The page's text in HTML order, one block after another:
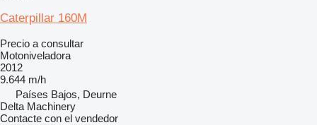
Caterpillar 160M
Precio a consultar
Motoniveladora
2012
9.644 m/h
Países Bajos, Deurne
Delta Machinery
Contacte con el vendedor